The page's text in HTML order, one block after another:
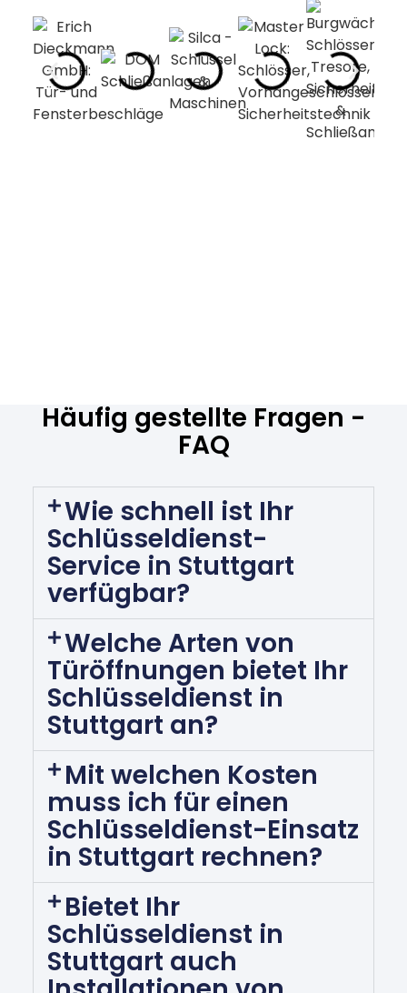
Häufig gestellte Fragen -
FAQ
Wie schnell ist Ihr
Schlüsseldienst-
Service in Stuttgart
verfügbar?
Welche Arten von
Türöffnungen bietet Ihr
Schlüsseldienst in
Stuttgart an?
Mit welchen Kosten
muss ich für einen
Schlüsseldienst-Einsatz
in Stuttgart rechnen?
Bietet Ihr
Schlüsseldienst in
Stuttgart auch